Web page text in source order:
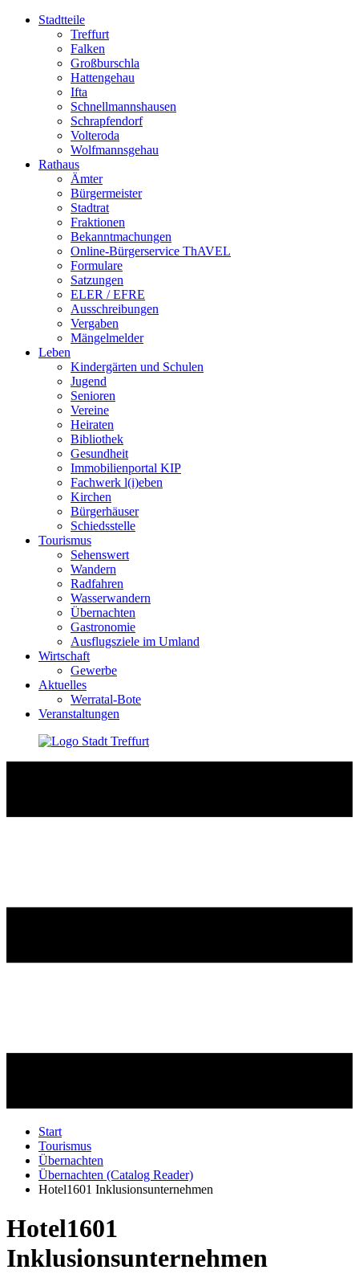
Stadtteile
Treffurt
Falken
Großburschla
Hattengehau
Ifta
Schnellmannshausen
Schrapfendorf
Volteroda
Wolfmannsgehau
Rathaus
Ämter
Bürgermeister
Stadtrat
Fraktionen
Bekanntmachungen
Online-Bürgerservice ThAVEL
Formulare
Satzungen
ELER / EFRE
Ausschreibungen
Vergaben
Mängelmelder
Leben
Kindergärten und Schulen
Jugend
Senioren
Vereine
Heiraten
Bibliothek
Gesundheit
Immobilienportal KIP
Fachwerk l(i)eben
Kirchen
Bürgerhäuser
Schiedsstelle
Tourismus
Sehenswert
Wandern
Radfahren
Wasserwandern
Übernachten
Gastronomie
Ausflugsziele im Umland
Wirtschaft
Gewerbe
Aktuelles
Werratal-Bote
Veranstaltungen
Start
Tourismus
Übernachten
Übernachten (Catalog Reader)
Hotel1601 Inklusionsunternehmen
Hotel1601
Inklusionsunternehmen